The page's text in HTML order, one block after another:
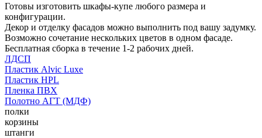
Готовы изготовить шкафы-купе любого размера и
конфигурации.
Декор и отделку фасадов можно выполнить под вашу задумку.
Возможно сочетание нескольких цветов в одном фасаде.
Бесплатная сборка в течение 1-2 рабочих дней.
ЛДСП
Пластик Alvic Luxe
Пластик HPL
Пленка ПВХ
Полотно АГТ (МДФ)
полки
корзины
штанги